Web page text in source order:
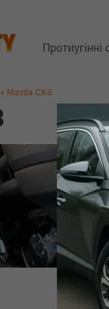
Замки
Блокіратори
GSM
Технологія
Захист від
Додаткове
» Mazda CX-3